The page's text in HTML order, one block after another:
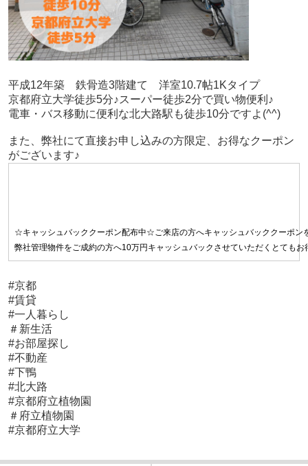
平成12年築　鉄骨造3階建て　洋室10.7帖1Kタイプ
京都府立大学徒歩5分♪スーパー徒歩2分で買い物便利♪
電車・バス移動に便利な北大路駅も徒歩10分ですよ(^^)
また、弊社にて直接お申し込みの方限定、お得なクーポン
がございます♪
☆キャッシュバッククーポン配布中☆ご来店の方へキャッシュバッククーポン
弊社管理物件をご成約の方へ10万円キャッシュバックさせていただくとてもお
#京都
#賃貸
#一人暮らし
＃新生活
#お部屋探し
#不動産
#下鴨
#北大路
#京都府立植物園
＃府立植物園
#京都府立大学